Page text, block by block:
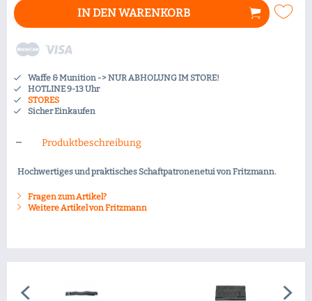
IN DENWARENKORB
Waffe & Munition -> NUR ABHOLUNG IM STORE!
HOTLINE 9-13 Uhr
STORES
Sicher Einkaufen
Produktbeschreibung
Hochwertiges und praktisches Schaftpatronenetui von Fritzmann.
Fragen zum Artikel?
Weitere Artikel von Fritzmann